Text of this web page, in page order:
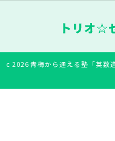
c 2026 青梅から通える塾「英数